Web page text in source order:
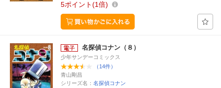
5ポイント 1倍
名探偵コナン（８）
少年サンデーコミックス
（14件）
青山剛昌
シリーズ名： 名探偵コナン